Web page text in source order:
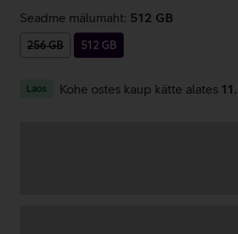
Seadme mälumaht: 512 GB
256 GB 512 GB
Laos Kohe ostes kaup kätte alates